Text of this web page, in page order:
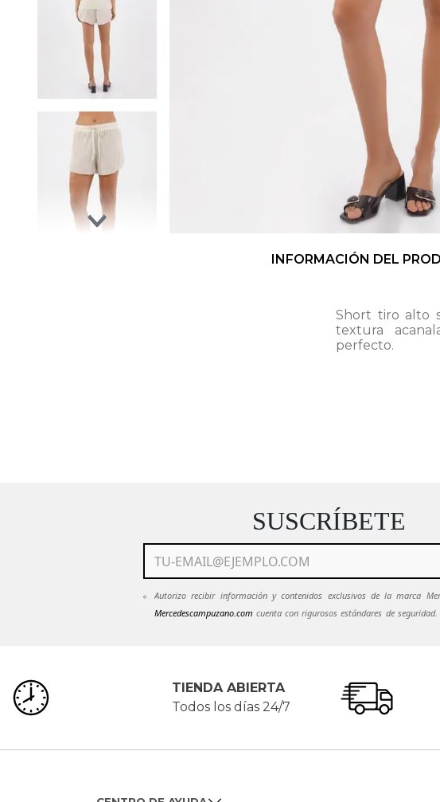
INFORMACIÓN DEL
Short tiro alto
textura
perfecto.
SUSCRÍBETE
Autorizo recibir información y contenidos exclusivos de la marca
Mercedescampuzano.com cuenta con rigurosos estándares de seguridad.
TIENDA ABIERTA
Todos los días 24/7